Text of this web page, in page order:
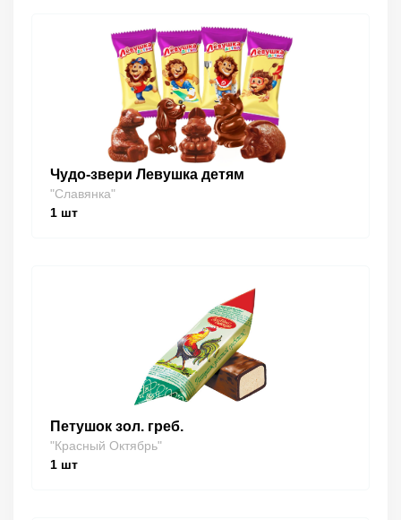
Чудо-звери Левушка детям
"Славянка"
1 шт
Петушок зол. греб.
"Красный Октябрь"
1 шт